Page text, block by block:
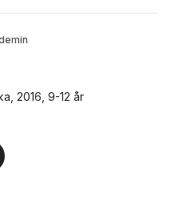
2016, 9-12 år
Totalt antal röster: